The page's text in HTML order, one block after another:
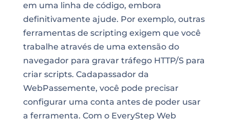
em uma linha de código, embora
definitivamente ajude. Por exemplo, outras
ferramentas de scripting exigem que você
trabalhe através de uma extensão do
navegador para gravar tráfego HTTP/S para
criar scripts. Cadapassador da
WebPassemente, você pode precisar
configurar uma conta antes de poder usar
a ferramenta. Com o EveryStep Web